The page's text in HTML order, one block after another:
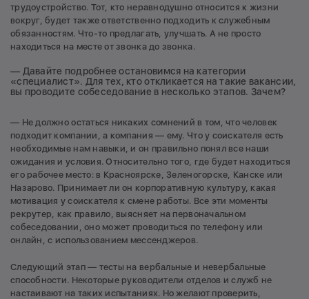
трудоустройство. Тот, кто неравнодушно относится к жизни
вокруг, будет также ответственно подходить к служебным
обязанностям. Что-то предлагать, улучшать. А не просто
находиться на месте от звонка до звонка.
— Давайте подробнее остановимся на категории
«специалист». Для тех, кто откликается на такие вакансии,
вы проводите собеседование в несколько этапов. Зачем?
— Не должно остаться никаких сомнений в том, что человек
подходит компании, а компания — ему. Что у соискателя есть
необходимые нам навыки, и он правильно понял все наши
ожидания и условия. Относительно того, где будет находиться
его рабочее место: в Красноярске, Зеленогорске, Канске или
Назарово. Принимает ли он корпоративную культуру, какая
мотивация у соискателя к смене работы. Все эти моменты
рекрутер, как правило, выясняет на первоначальном
собеседовании, оно может проводиться по телефону или
онлайн, с использованием мессенджеров.
Следующий этап — тесты на вербальные и невербальные
способности. Некоторые руководители отделов и служб не
настаивают на таких испытаниях. Но желают проверить,